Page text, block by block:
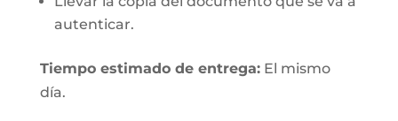
autenticar.
Tiempo estimado de entrega:El mismo
día.